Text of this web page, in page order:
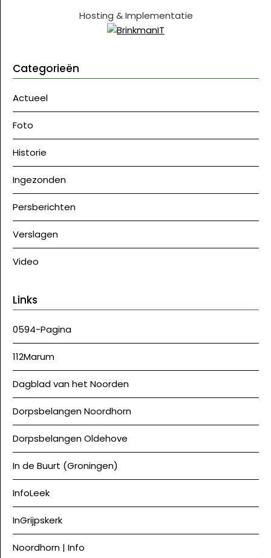
Hosting & Implementatie
Categorieën
Actueel
Foto
Historie
Ingezonden
Persberichten
Verslagen
Video
Links
0594-Pagina
112Marum
Dagblad van het Noorden
Dorpsbelangen Noordhorn
Dorpsbelangen Oldehove
In de Buurt (Groningen)
InfoLeek
InGrijpskerk
Noordhorn | Info